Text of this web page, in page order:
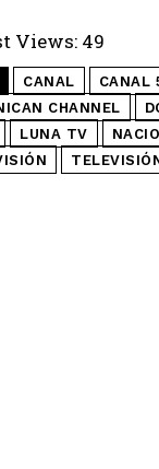
Views: 49
CANAL CANAL
CHANNEL
LUNA TV